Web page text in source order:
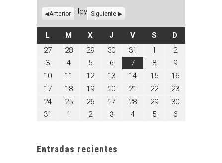
Anterior Hoy Siguiente
L LUNES
M MARTES
XMIÉRCOLES
J JUEVES
VVIERNES
SSÁBADO
D
27julio
28julio
29julio
30julio
30,
31
31,
1
agosto
2026
2agosto
2,
2026
3agosto
3,
2026
4agosto
4,
2026
5agosto
5,
2026
6agosto
6,
2026
7agosto
7,
2026
8agosto
8,
2026
9agosto
9,
2026
10agosto
10,
11
agosto
2026
12agosto
2026
13agosto
2026
14agosto
2026
15agosto
2026
16agosto
2026
17agosto
2026
18agosto
18,
2026
19agosto
2026
20agosto
20,
2026
21
agosto
2026
22agosto
2026
23agosto
23,
2026
24agosto
25agosto
26agosto
27agosto
28agosto
29agosto
30agosto
31
agosto
1
septiembre
2septiembre
3septiembre
4septiembre
5septiembre
6septiembre
Entradas recientes